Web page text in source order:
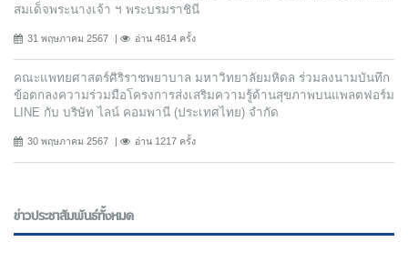
สมเด็จพระนางเจ้า ฯ พระบรมราชินี
31 พฤษภาคม 2567 อ่าน 4614 ครั้ง
คณะแพทยศาสตร์ศิริราชพยาบาล มหาวิทยาลัยมหิดล ร่วมลงนามบันทึก
ข้อตกลงความร่วมมือโครงการส่งเสริมความรู้ด้านสุขภาพบนแพลตฟอร์ม
LINE กับ บริษัท ไลน์ คอมพานี (ประเทศไทย) จํากัด
30 พฤษภาคม 2567 อ่าน 1217 ครั้ง
ข่าวประชาสัมพันธ์ทั้งหมด